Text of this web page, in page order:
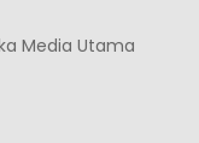
Media Utama